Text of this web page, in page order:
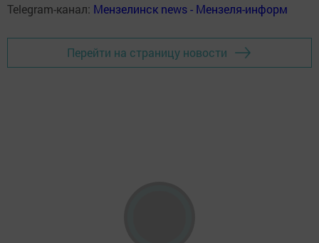
Telegram-канал: Мензелинск news - Мензеля-информ
Перейти на страницу новости